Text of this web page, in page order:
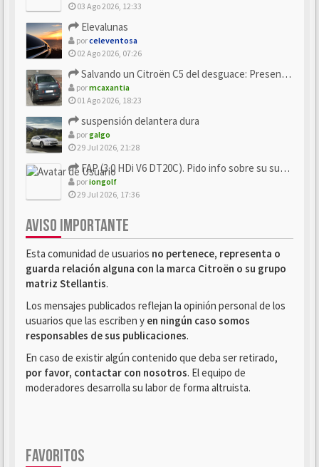
03 Ago 2026, 12:33
Elevalunas
porceleventosa
02 Ago 2026, 07:26
Salvando un Citroën C5 del desguace: Presentación y seguimiento
pormcaxantia
01 Ago 2026, 18:23
suspensión delantera dura
porgalgo
29 Jul 2026, 21:28
FAP (3.0 HDi V6 DT20C). Pido info sobre su sustitución
poriongolf
29 Jul 2026, 17:36
AVISO IMPORTANTE
Esta comunidad de usuarios no pertenece, representa o
guarda relación alguna con la marca Citroën o su grupo
matriz Stellantis.
Los mensajes publicados reflejan la opinión personal de los
usuarios que las escriben y en ningún caso somos
responsables de sus publicaciones.
En caso de existir algún contenido que deba ser retirado,
por favor, contactar con nosotros. El equipo de
moderadores desarrolla su labor de forma altruista.
FAVORITOS